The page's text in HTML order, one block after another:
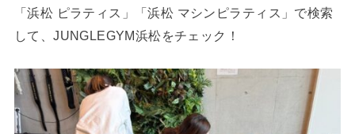
「浜松 ピラティス」「浜松 マシンピラティス」で検索
して、JUNGLEGYM浜松をチェック！